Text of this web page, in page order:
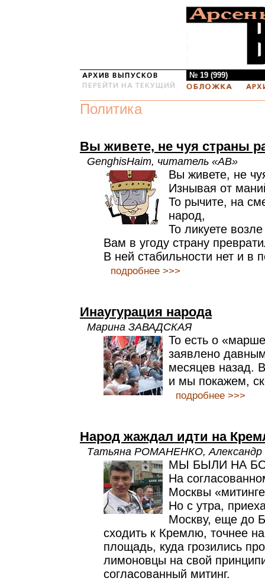
№ 19 (999)
Политика
Вы живете, не чуя страны
GenghisHaim, читатель «АВ»
Вы живете, не
Изнывая от
То рычите, на
народ,
То ликуете
Вам в угоду страну
В ней стабильности нет и в
подробнее >>>
Инаугурация народа
Марина ЗАВАДСКАЯ
То есть о
заявлено
месяцев назад.
и мы покажем,
подробнее >>>
Народ жаждал идти на
Татьяна РОМАНЕНКО,
МЫ БЫЛИ НА
На
Москвы
Но с утра,
Москву, еще до
сходить к Кремлю, точнее
площадь, куда грозились
лимоновцы на свой
согласованный митинг.